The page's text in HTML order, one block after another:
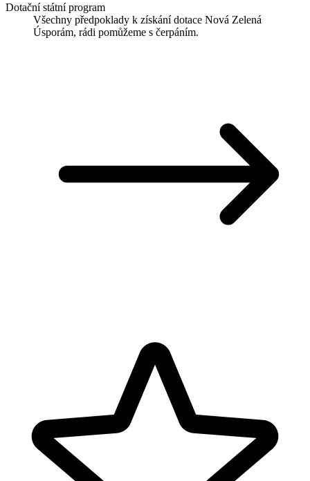
Dotační státní program
Všechny předpoklady k získání dotace Nová Zelená
Úsporám, rádi pomůžeme s čerpáním.